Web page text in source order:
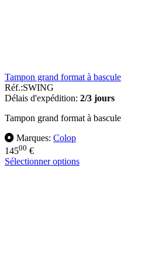
Tampon grand format à bascule
Réf.:SWING
Délais d'expédition: 2/3 jours
Tampon grand format à bascule
Marques: Colop
14500 €
Sélectionner options